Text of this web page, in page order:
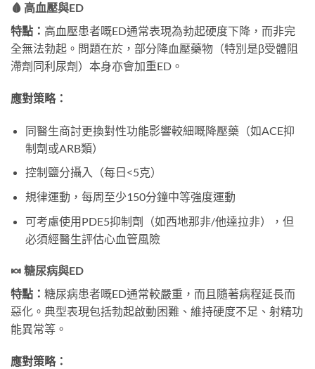
🩸 高血壓與ED
特點： 高血壓患者嘅ED通常表現為勃起硬度下降，而非完
全無法勃起。問題在於，部分降血壓藥物（特別是β受體阻
滯劑同利尿劑）本身亦會加重ED。
應對策略：
同醫生商討更換對性功能影響較細嘅降壓藥（如ACE抑
制劑或ARB類）
控制鹽分攝入（每日<5克）
規律運動，每周至少150分鐘中等強度運動
可考慮使用PDE5抑制劑（如西地那非/他達拉非），但
必須經醫生評估心血管風險
🍬 糖尿病與ED
特點： 糖尿病患者嘅ED通常較嚴重，而且隨著病程延長而
惡化。典型表現包括勃起啟動困難、維持硬度不足、射精功
能異常等。
應對策略：